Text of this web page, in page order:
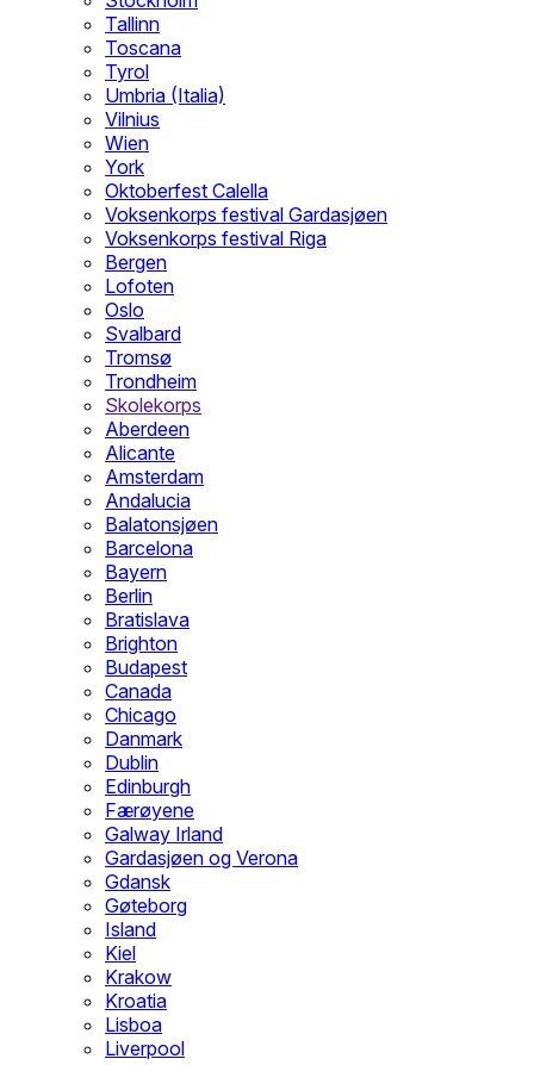
Tallinn
Toscana
Tyrol
Umbria (Italia)
Vilnius
Wien
York
Oktoberfest Calella
Voksenkorps festival Gardasjøen
Voksenkorps festival Riga
Bergen
Lofoten
Oslo
Svalbard
Tromsø
Trondheim
Skolekorps
Aberdeen
Alicante
Amsterdam
Andalucia
Balatonsjøen
Barcelona
Bayern
Berlin
Bratislava
Brighton
Budapest
Canada
Chicago
Danmark
Dublin
Edinburgh
Færøyene
Galway Irland
Gardasjøen og Verona
Gdansk
Gøteborg
Island
Kiel
Krakow
Kroatia
Lisboa
Liverpool